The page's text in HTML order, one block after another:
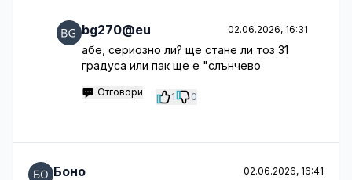
bg270@eu 02.06.2026, 16:31
абе, сериозно ли? ще стане ли тоз 31
градуса или пак ще е "слънчево
Отговори 1 0
Боно 02.06.2026, 16:41